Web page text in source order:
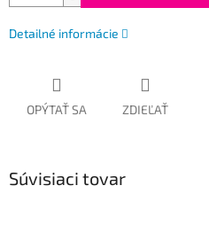
Detailné informácie
OPÝTAŤ SA ZDIEĽAŤ
Súvisiaci tovar